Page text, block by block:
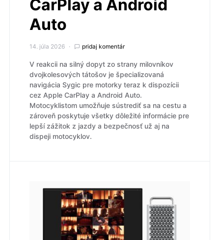
CarPlay a Android
Auto
14. júla 2026 pridaj komentár
V reakcii na silný dopyt zo strany milovníkov
dvojkolesových tátošov je špecializovaná
navigácia Sygic pre motorky teraz k dispozícii
cez Apple CarPlay a Android Auto.
Motocyklistom umožňuje sústrediť sa na cestu a
zároveň poskytuje všetky dôležité informácie pre
lepší zážitok z jazdy a bezpečnosť už aj na
dispeji motocyklov.